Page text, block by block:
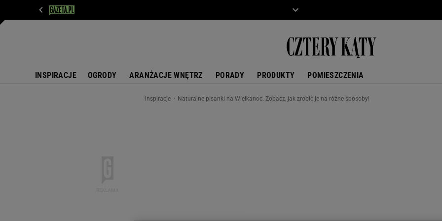
INSPIRACJE OGRODY ARANŻACJE WNĘTRZ PORADY PRODUKTY POMIESZCZENIA
inspiracje Naturalne pisanki na Wielkanoc. Zobacz, jak zrobić je na różne sposoby!